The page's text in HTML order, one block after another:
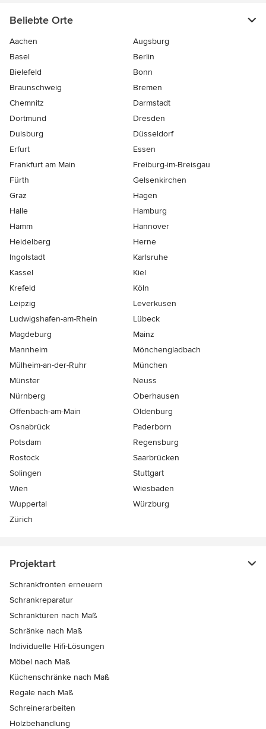
Beliebte Orte
Aachen
Augsburg
Basel
Berlin
Bielefeld
Bonn
Braunschweig
Bremen
Chemnitz
Darmstadt
Dortmund
Dresden
Duisburg
Düsseldorf
Erfurt
Essen
Frankfurt am Main
Freiburg-im-Breisgau
Fürth
Gelsenkirchen
Graz
Hagen
Halle
Hamburg
Hamm
Hannover
Heidelberg
Herne
Ingolstadt
Karlsruhe
Kassel
Kiel
Krefeld
Köln
Leipzig
Leverkusen
Ludwigshafen-am-Rhein
Lübeck
Magdeburg
Mainz
Mannheim
Mönchen­gladbach
Mülheim-an-der-Ruhr
München
Münster
Neuss
Nürnberg
Oberhausen
Offenbach-am-Main
Oldenburg
Osnabrück
Paderborn
Potsdam
Regensburg
Rostock
Saarbrücken
Solingen
Stuttgart
Wien
Wiesbaden
Wuppertal
Würzburg
Zürich
Projektart
Schrankfronten erneuern
Schrankreparatur
Schranktüren nach Maß
Schränke nach Maß
Individuelle Hifi-Lösungen
Möbel nach Maß
Küchenschränke nach Maß
Regale nach Maß
Schreinerarbeiten
Holzbehandlung